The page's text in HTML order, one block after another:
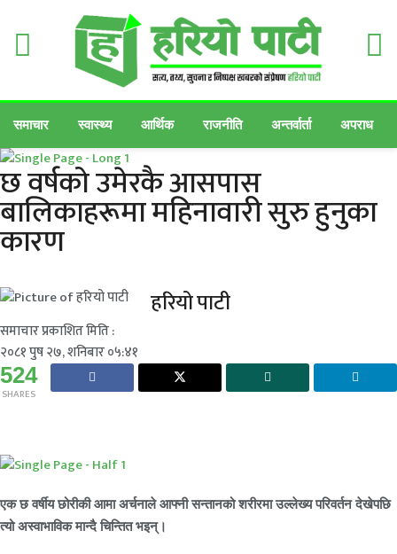
समाचार स्वास्थ्य आर्थिक राजनीति अन्तर्वार्ता अपराध
छ वर्षको उमेरकै आसपास
बालिकाहरूमा महिनावारी सुरु हुनुका
कारण
हरियो पाटी
समाचार प्रकाशित मिति :
२०८१ पुष २७, शनिबार ०५:४१
524
SHARES
एक छ वर्षीय छोरीकी आमा अर्चनाले आफ्नी सन्तानको शरीरमा उल्लेख्य परिवर्तन देखेपछि
त्यो अस्वाभाविक मान्दै चिन्तित भइन्।